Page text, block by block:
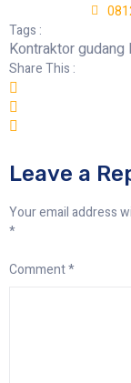
Tags :
Kontraktor
Share This :
Leave a
Your email address
*
Comment*